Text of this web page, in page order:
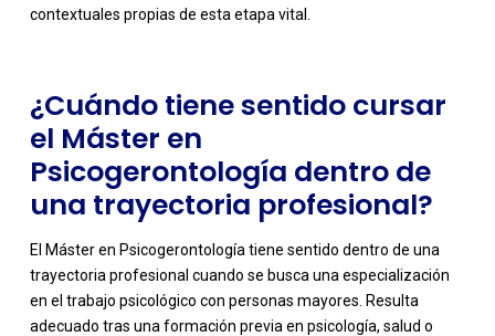
contextuales propias de esta etapa vital.
¿Cuándo tiene sentido cursar
el Máster en
Psicogerontología dentro de
una trayectoria profesional?
El Máster en Psicogerontología tiene sentido dentro de una
trayectoria profesional cuando se busca una especialización
en el trabajo psicológico con personas mayores. Resulta
adecuado tras una formación previa en psicología, salud o